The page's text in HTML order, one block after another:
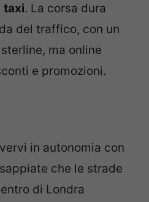
taxi. La corsa dura
del traffico, con un
ma online
e promozioni.
in autonomia con
che le strade
di Londra